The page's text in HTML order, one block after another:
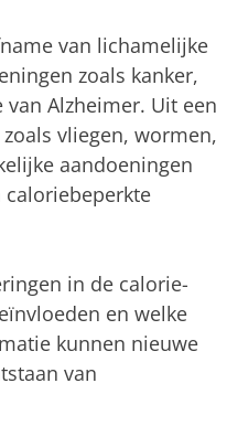
van lichamelijke
zoals kanker,
Alzheimer. Uit een
vliegen, wormen,
aandoeningen
in de calorie-
en welke
kunnen nieuwe
van